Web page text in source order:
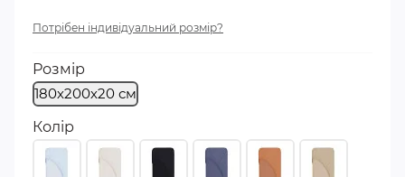
Потрібен індивідуальний розмір?
Розмір
180х200х20 см
Колір